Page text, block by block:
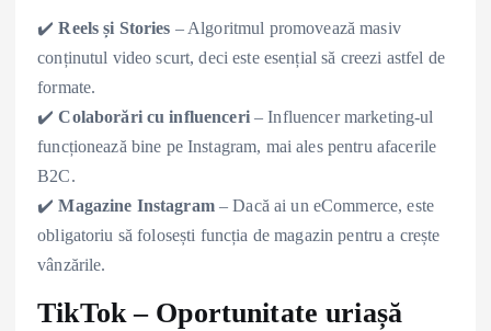
✔️Reels și Stories – Algoritmul promovează masiv
conținutul video scurt, deci este esențial să creezi astfel de
formate.
✔️Colaborări cu influenceri– Influencer marketing-ul
funcționează bine pe Instagram, mai ales pentru afacerile
B2C.
✔️Magazine Instagram– Dacă ai un eCommerce, este
obligatoriu să folosești funcția de magazin pentru a crește
vânzările.
TikTok – Oportunitate uriașă